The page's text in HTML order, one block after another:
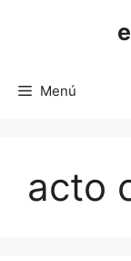
Menú
acto